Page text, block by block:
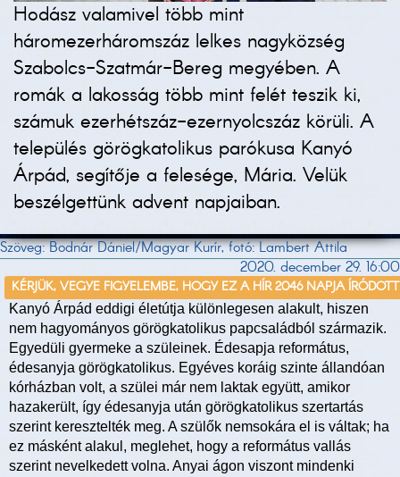
Hodász valamivel több mint
háromezerháromszáz lelkes nagyközség
Szabolcs-Szatmár-Bereg megyében. A
romák a lakosság több mint felét teszik ki,
számuk ezerhétszáz-ezernyolcszáz körüli. A
település görögkatolikus parókusa Kanyó
Árpád, segítője a felesége, Mária. Velük
beszélgettünk advent napjaiban.
Szöveg: Bodnár Dániel/Magyar Kurír, fotó: Lambert Attila
2020. december 29. 16:00
KÉRJÜK, VEGYE FIGYELEMBE, HOGY EZ A HÍR 2046 NAPJA ÍRÓDOTT
Kanyó Árpád eddigi életútja különlegesen alakult, hiszen
nem hagyományos görögkatolikus papcsaládból származik.
Egyedüli gyermeke a szüleinek. Édesapja református,
édesanyja görögkatolikus. Egyéves koráig szinte állandóan
kórházban volt, a szülei már nem laktak együtt, amikor
hazakerült, így édesanyja után görögkatolikus szertartás
szerint keresztelték meg. A szülők nemsokára el is váltak; ha
ez másként alakul, meglehet, hogy a református vallás
szerint nevelkedett volna. Anyai ágon viszont mindenki